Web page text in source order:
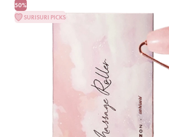
50%
SURISURI PICKS